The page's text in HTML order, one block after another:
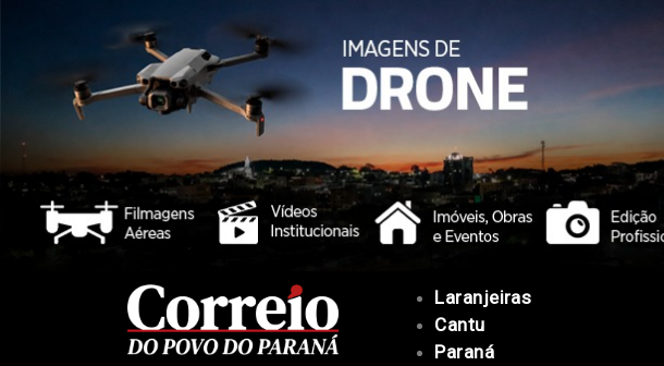
Laranjeiras
Cantu
Paraná